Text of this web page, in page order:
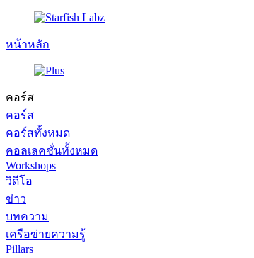
หน้าหลัก
คอร์ส
คอร์ส
คอร์สทั้งหมด
คอลเลคชั่นทั้งหมด
Workshops
วิดีโอ
ข่าว
บทความ
เครือข่ายความรู้
Pillars